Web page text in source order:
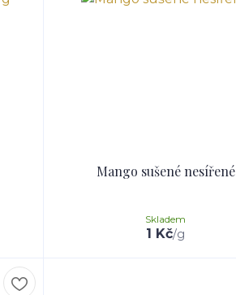
Mango sušené nesířené
1 Kč/g
Skladem